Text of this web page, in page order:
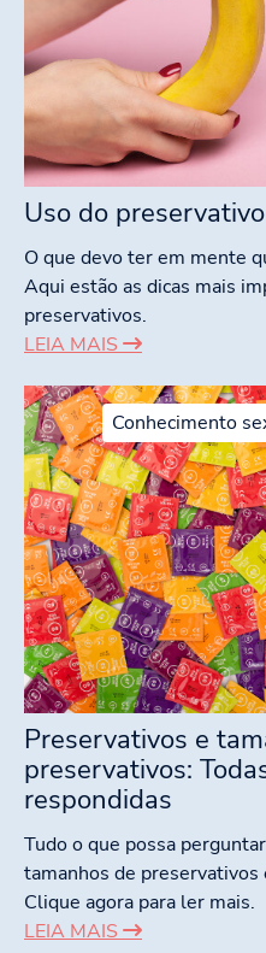
Uso do preservativo
O que devo ter em mente
Aqui estão as dicas mais
preservativos.
LEIA MAIS
Conhecimento
Preservativos e
preservativos:
respondidas
Tudo o que possa
tamanhos de
Clique agora para ler mais.
LEIA MAIS